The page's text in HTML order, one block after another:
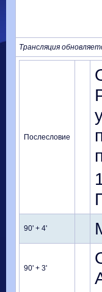
Трансляция
Послесловие
90' + 4'
90' + 3'